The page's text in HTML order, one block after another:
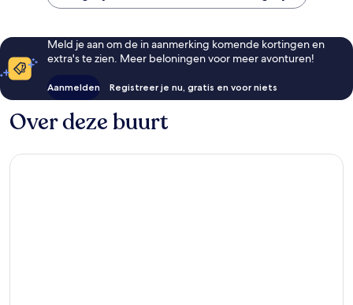
Meld je aan om de in aanmerking komende kortingen en
extra's te zien. Meer beloningen voor meer avonturen!
Aanmelden Registreer je nu, gratis en voor niets
Over deze buurt